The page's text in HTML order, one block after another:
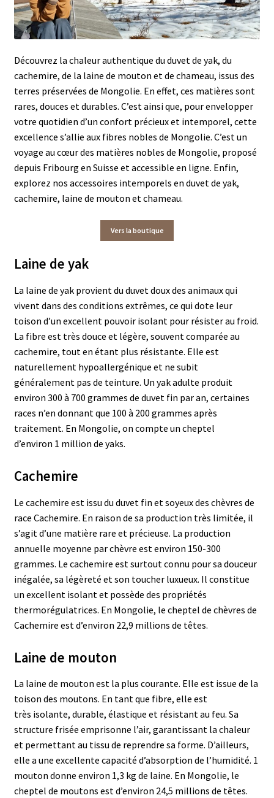
FAQ
Livraison & retour
Mon compte
Panier
Politique de confidentialité
Validation de la commande
Vous pouvez payer avec TWINT maintenant
Découvrez la chaleur authentique du duvet de yak, du
cachemire, de la laine de mouton et de chameau, issus des
terres préservées de Mongolie. En effet, ces matières sont
rares, douces et durables. C’est ainsi que, pour envelopper
votre quotidien d’un confort précieux et intemporel, cette
excellence s’allie aux fibres nobles de Mongolie. C’est un
voyage au cœur des matières nobles de Mongolie, proposé
depuis Fribourg en Suisse et accessible en ligne. Enfin,
explorez nos accessoires intemporels en duvet de yak,
cachemire, laine de mouton et chameau.
Vers la boutique
Laine de yak
La laine de yak provient du duvet doux des animaux qui
vivent dans des conditions extrêmes, ce qui dote leur
toison d’un excellent pouvoir isolant pour résister au froid.
La fibre est très douce et légère, souvent comparée au
cachemire, tout en étant plus résistante. Elle est
naturellement hypoallergénique et ne subit
généralement pas de teinture. Un yak adulte produit
environ 300 à 700 grammes de duvet fin par an, certaines
races n’en donnant que 100 à 200 grammes après
traitement. En Mongolie, on compte un cheptel
d’environ 1 million de yaks.
Cachemire
Le cachemire est issu du duvet fin et soyeux des chèvres de
race Cachemire. En raison de sa production très limitée, il
s’agit d’une matière rare et précieuse. La production
annuelle moyenne par chèvre est environ 150-300
grammes. Le cachemire est surtout connu pour sa douceur
inégalée, sa légèreté et son toucher luxueux. Il constitue
un excellent isolant et possède des propriétés
thermorégulatrices. En Mongolie, le cheptel de chèvres de
Cachemire est d’environ 22,9 millions de têtes.
Laine de mouton
La laine de mouton est la plus courante. Elle est issue de la
toison des moutons. En tant que fibre, elle est
très isolante, durable, élastique et résistant au feu. Sa
structure frisée emprisonne l’air, garantissant la chaleur
et permettant au tissu de reprendre sa forme. D’ailleurs,
elle a une excellente capacité d’absorption de l’humidité. 1
mouton donne environ 1,3 kg de laine. En Mongolie, le
cheptel de moutons est d’environ 24,5 millions de têtes.